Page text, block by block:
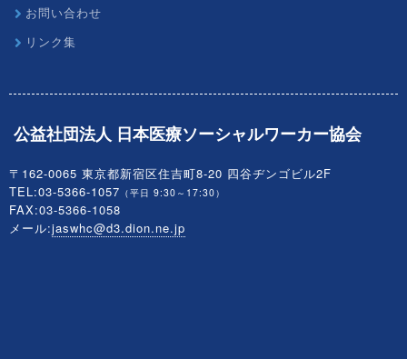
公益社団法人 日本医療ソーシャルワーカー協会
〒162-0065 東京都新宿区住吉町8-20 四谷ヂンゴビル2F
TEL:03-5366-1057 （平日 9:30～17:30）
FAX:03-5366-1058
メール:jaswhc@d3.dion.ne.jp
お問い合わせ
リンク集